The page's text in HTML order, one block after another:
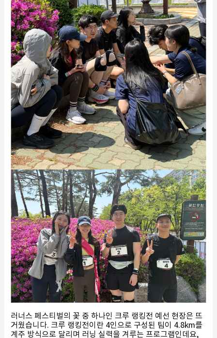
러너스 페스티벌의 꽃 중 하나인 크루 랭킹전 예선 현장은 뜨
거웠습니다. 크루 랭킹전이란 4인으로 구성된 팀이 4.8km를
계주 방식으로 달리며 러닝 실력을 겨루는 프로그램인데요,